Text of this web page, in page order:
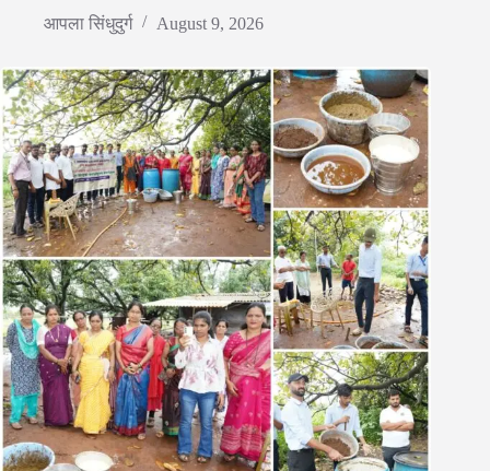
आपला सिंधुदुर्ग
August 9, 2026